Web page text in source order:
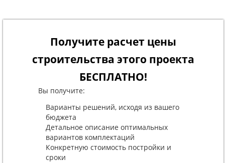
Получите расчет цены
строительства этого проекта
БЕСПЛАТНО!
Вы получите:
Варианты решений, исходя из вашего
бюджета
Детальное описание оптимальных
вариантов комплектаций
Конкретную стоимость постройки и
сроки